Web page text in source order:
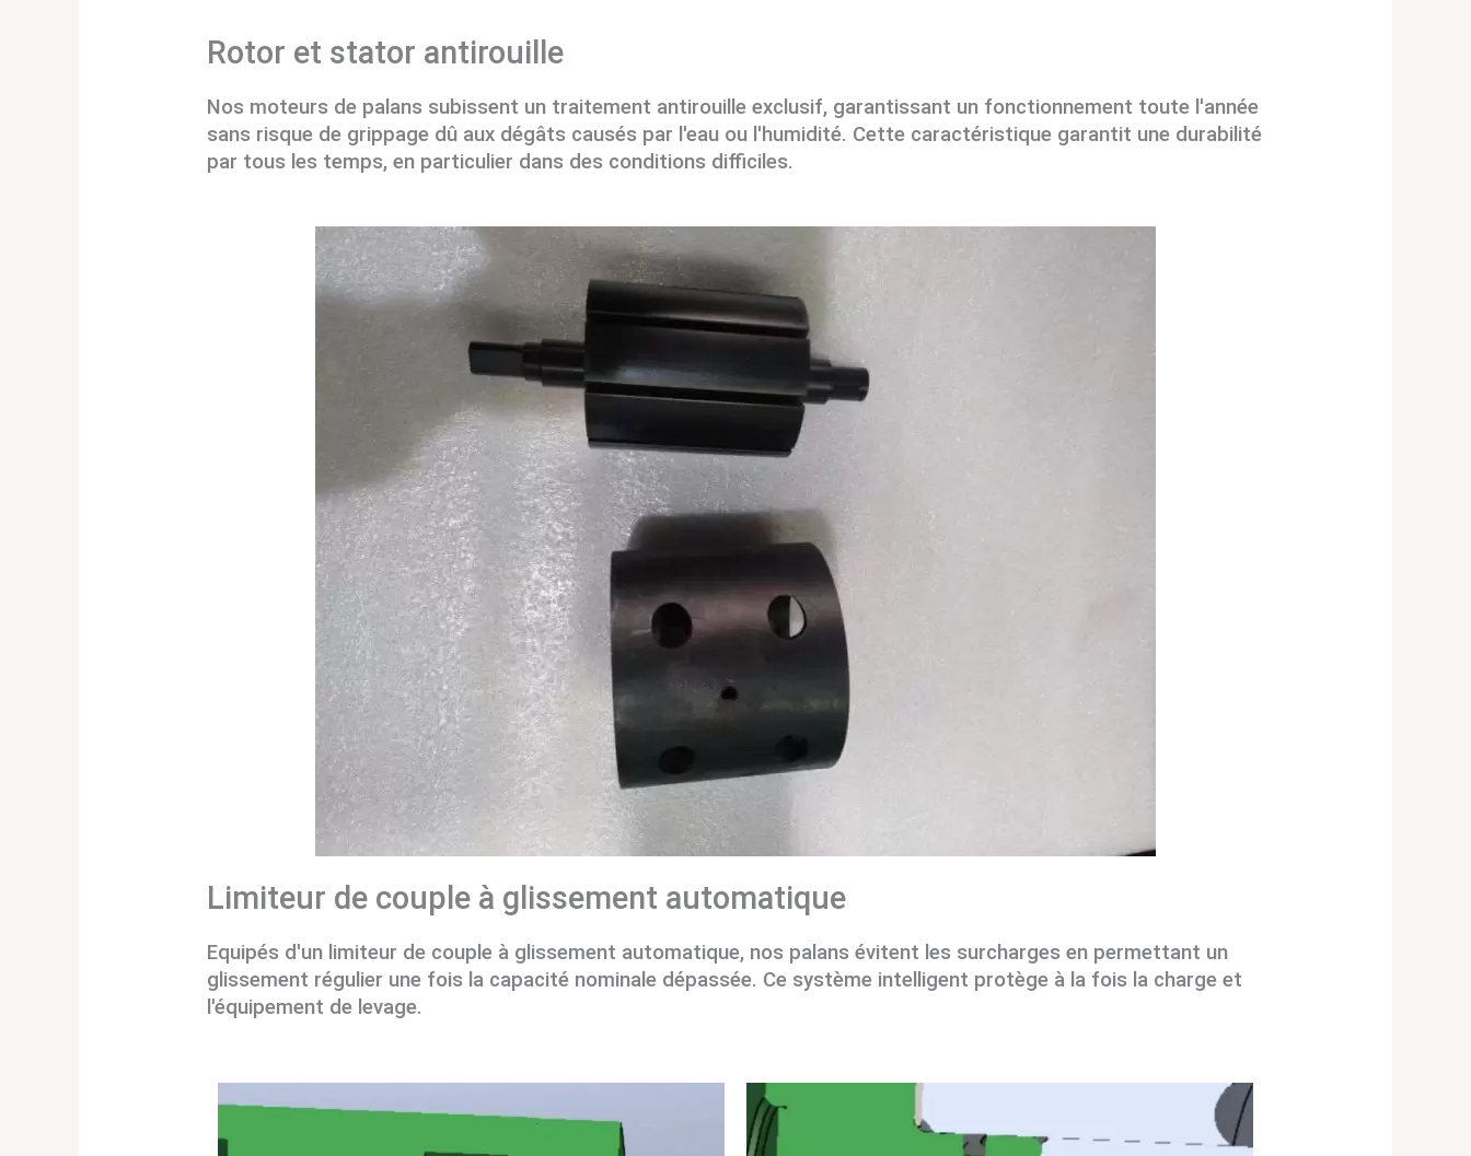
Rotor et stator antirouille
Nos moteurs de palans subissent un traitement antirouille exclusif, garantissant un fonctionnement toute l'année
sans risque de grippage dû aux dégâts causés par l'eau ou l'humidité. Cette caractéristique garantit une durabilité
par tous les temps, en particulier dans des conditions difficiles.
Limiteur de couple à glissement automatique
Equipés d'un limiteur de couple à glissement automatique, nos palans évitent les surcharges en permettant un
glissement régulier une fois la capacité nominale dépassée. Ce système intelligent protège à la fois la charge et
l'équipement de levage.